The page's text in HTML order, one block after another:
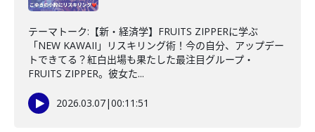
テーマトーク:【新・経済学】FRUITS ZIPPERに学ぶ
「NEW KAWAII」リスキリング術！今の自分、アップデー
トできてる？紅白出場も果たした最注目グループ・
FRUITS ZIPPER。彼女た...
2026.03.07|00:11:51